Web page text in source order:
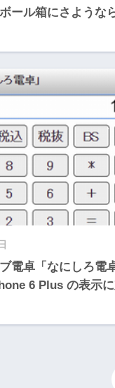
ール箱にさような
電卓「なにしろ電
6 Plus の表示